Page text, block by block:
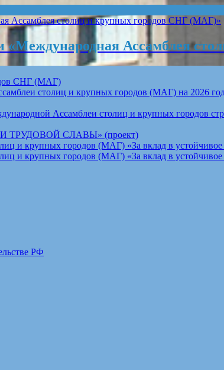
Ассамблея
СНГ (МАГ)
столиц и крупных городов (МАГ) на 2026
Ассамблеи столиц и крупных городов
СЛАВЫ» (проект)
и крупных городов (МАГ) «За вклад в
и крупных городов (МАГ) «За вклад в
РФ